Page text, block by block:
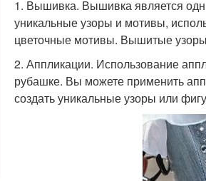
1. Вышивка. Вышивка является
уникальные узоры и мотивы,
цветочные мотивы. Вышитые
2. Аппликации. Использование
рубашке. Вы можете применить
создать уникальные узоры или